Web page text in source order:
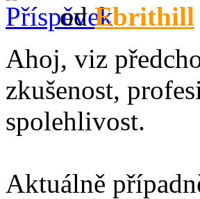
odEbrithill
Ahoj, viz
zkušenost,
spolehlivost.
Aktuálně